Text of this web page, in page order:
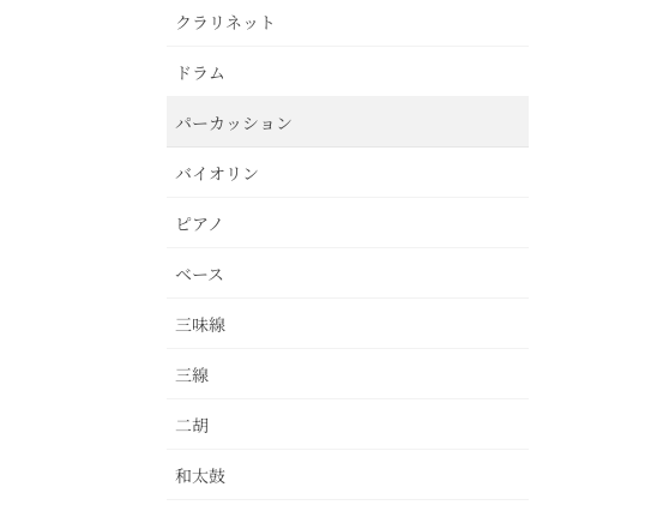
クラリネット
ドラム
パーカッション
バイオリン
ピアノ
ベース
三味線
三線
二胡
和太鼓